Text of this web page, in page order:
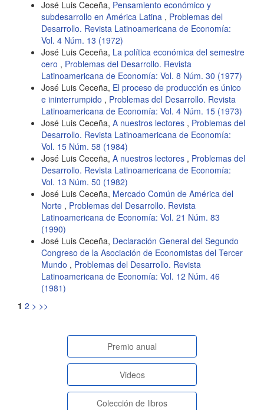
José Luis Ceceña, Pensamiento económico y
subdesarrollo en América Latina , Problemas del
Desarrollo. Revista Latinoamericana de Economía:
Vol. 4 Núm. 13 (1972)
José Luis Ceceña, La política económica del semestre
cero , Problemas del Desarrollo. Revista
Latinoamericana de Economía: Vol. 8 Núm. 30 (1977)
José Luis Ceceña, El proceso de producción es único
e ininterrumpido , Problemas del Desarrollo. Revista
Latinoamericana de Economía: Vol. 4 Núm. 15 (1973)
José Luis Ceceña, A nuestros lectores , Problemas del
Desarrollo. Revista Latinoamericana de Economía:
Vol. 15 Núm. 58 (1984)
José Luis Ceceña, A nuestros lectores , Problemas del
Desarrollo. Revista Latinoamericana de Economía:
Vol. 13 Núm. 50 (1982)
José Luis Ceceña, Mercado Común de América del
Norte , Problemas del Desarrollo. Revista
Latinoamericana de Economía: Vol. 21 Núm. 83
(1990)
José Luis Ceceña, Declaración General del Segundo
Congreso de la Asociación de Economistas del Tercer
Mundo , Problemas del Desarrollo. Revista
Latinoamericana de Economía: Vol. 12 Núm. 46
(1981)
1 2 > >>
paginasespeciales
Premio anual
Videos
Colección de libros